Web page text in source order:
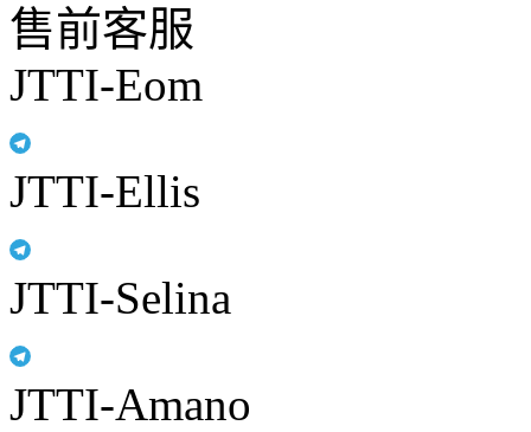
售前客服
JTTI-Eom
JTTI-Ellis
JTTI-Selina
JTTI-Amano